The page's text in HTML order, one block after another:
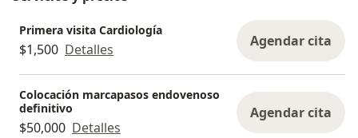
Primera visita Cardiología
$1,500 Detalles Agendar cita
Colocación marcapasos endovenoso
definitivo
$50,000 Detalles
Agendar cita